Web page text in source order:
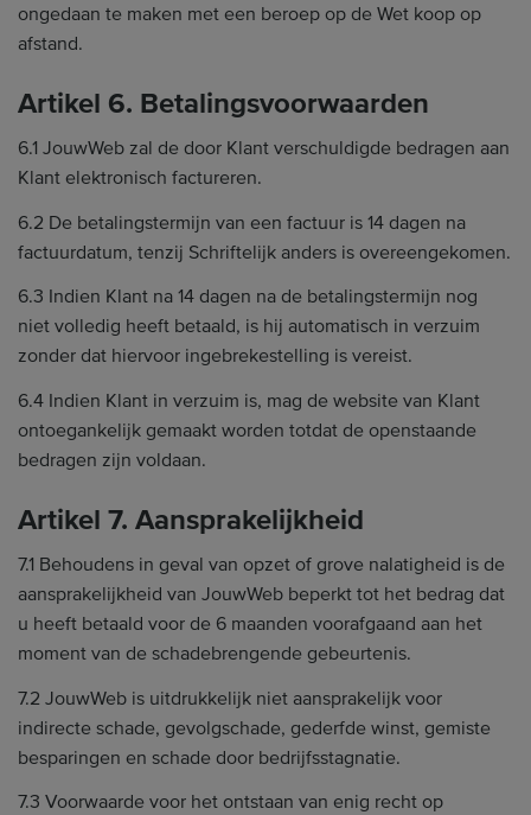
ongedaan te maken met een beroep op de Wet koop op
afstand.
Artikel 6. Betalingsvoorwaarden
6.1 JouwWeb zal de door Klant verschuldigde bedragen aan
Klant elektronisch factureren.
6.2 De betalingstermijn van een factuur is 14 dagen na
factuurdatum, tenzij Schriftelijk anders is overeengekomen.
6.3 Indien Klant na 14 dagen na de betalingstermijn nog
niet volledig heeft betaald, is hij automatisch in verzuim
zonder dat hiervoor ingebrekestelling is vereist.
6.4 Indien Klant in verzuim is, mag de website van Klant
ontoegankelijk gemaakt worden totdat de openstaande
bedragen zijn voldaan.
Artikel 7. Aansprakelijkheid
7.1 Behoudens in geval van opzet of grove nalatigheid is de
aansprakelijkheid van JouwWeb beperkt tot het bedrag dat
u heeft betaald voor de 6 maanden voorafgaand aan het
moment van de schadebrengende gebeurtenis.
7.2 JouwWeb is uitdrukkelijk niet aansprakelijk voor
indirecte schade, gevolgschade, gederfde winst, gemiste
besparingen en schade door bedrijfsstagnatie.
7.3 Voorwaarde voor het ontstaan van enig recht op